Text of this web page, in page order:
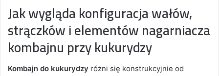
Jak wygląda konfiguracja wałów,
strączków i elementów nagarniacza
kombajnu przy kukurydzy
Kombajn do kukurydzy różni się konstrukcyjnie od